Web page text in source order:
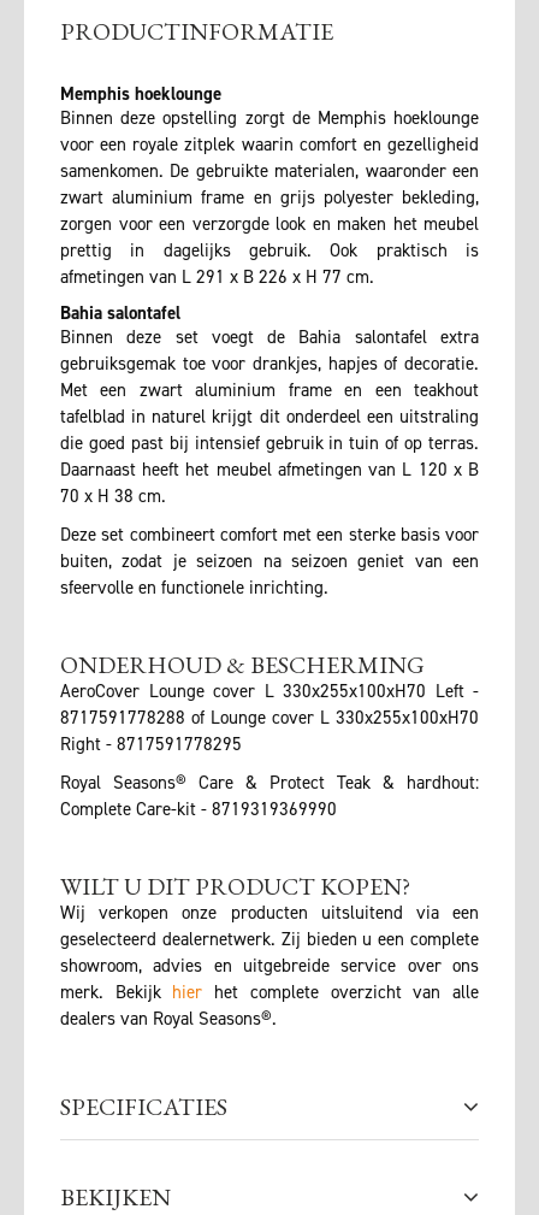
PRODUCTINFORMATIE
Memphis hoeklounge
Binnen deze opstelling zorgt de Memphis hoeklounge
voor een royale zitplek waarin comfort en gezelligheid
samenkomen. De gebruikte materialen, waaronder een
zwart aluminium frame en grijs polyester bekleding,
zorgen voor een verzorgde look en maken het meubel
prettig in dagelijks gebruik. Ook praktisch is
afmetingen van L 291 x B 226 x H 77 cm.
Bahia salontafel
Binnen deze set voegt de Bahia salontafel extra
gebruiksgemak toe voor drankjes, hapjes of decoratie.
Met een zwart aluminium frame en een teakhout
tafelblad in naturel krijgt dit onderdeel een uitstraling
die goed past bij intensief gebruik in tuin of op terras.
Daarnaast heeft het meubel afmetingen van L 120 x B
70 x H 38 cm.
Deze set combineert comfort met een sterke basis voor
buiten, zodat je seizoen na seizoen geniet van een
sfeervolle en functionele inrichting.
ONDERHOUD & BESCHERMING
AeroCover Lounge cover L 330x255x100xH70 Left -
8717591778288 of Lounge cover L 330x255x100xH70
Right - 8717591778295
Royal Seasons® Care & Protect Teak & hardhout:
Complete Care-kit - 8719319369990
WILT U DIT PRODUCT KOPEN?
Wij verkopen onze producten uitsluitend via een
geselecteerd dealernetwerk. Zij bieden u een complete
showroom, advies en uitgebreide service over ons
merk. Bekijk hier het complete overzicht van alle
dealers van Royal Seasons®.
SPECIFICATIES
BEKIJKEN